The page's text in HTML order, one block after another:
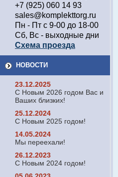
+7 (925) 060 14 93
sales@komplekttorg.ru
Пн - Пт с 9-00 до 18-00
Сб, Вс - выходные дни
Схема проезда
НОВОСТИ
23.12.2025
С Новым 2026 годом Вас и
Ваших близких!
25.12.2024
С Новым 2025 годом!
14.05.2024
Мы переехали!
26.12.2023
С Новым 2024 годом!